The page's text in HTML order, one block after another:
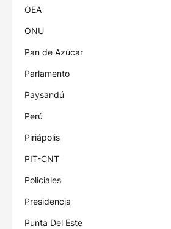
OEA
ONU
Pan de Azúcar
Parlamento
Paysandú
Perú
Piriápolis
PIT-CNT
Policiales
Presidencia
Punta Del Este